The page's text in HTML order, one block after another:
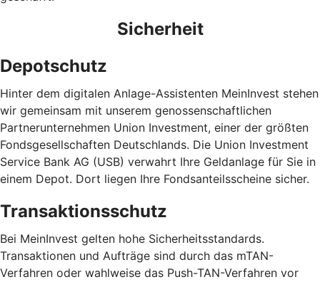
Sicherheit
Depotschutz
Hinter dem digitalen Anlage-Assistenten MeinInvest stehen
wir gemeinsam mit unserem genossenschaftlichen
Partnerunternehmen Union Investment, einer der größten
Fondsgesellschaften Deutschlands. Die Union Investment
Service Bank AG (USB) verwahrt Ihre Geldanlage für Sie in
einem Depot. Dort liegen Ihre Fondsanteilsscheine sicher.
Transaktionsschutz
Bei MeinInvest gelten hohe Sicherheitsstandards.
Transaktionen und Aufträge sind durch das mTAN-
Verfahren oder wahlweise das Push-TAN-Verfahren vor